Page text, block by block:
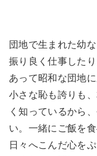
団地で生まれた幼
振り良く仕事した
あって昭和な団地に
小さな恥も誇りも
く知っているから
い。一緒にご飯を
日々へこんだ心を